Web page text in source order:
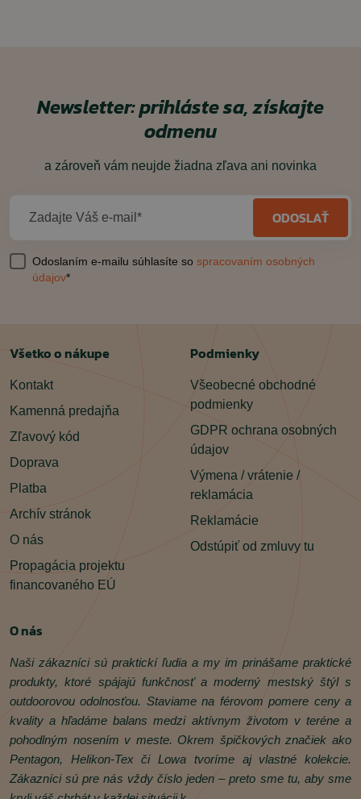
Newsletter: prihláste sa, získajte
odmenu
a zároveň vám neujde žiadna zľava ani novinka
Zadajte Váš e-mail* ODOSLAŤ
Odoslaním e-mailu súhlasíte so spracovaním osobných
údajov*
Všetko o nákupe
Kontakt
Kamenná predajňa
Zľavový kód
Doprava
Platba
Archív stránok
O nás
Propagácia projektu
financovaného EÚ
Podmienky
Všeobecné obchodné
podmienky
GDPR ochrana osobných
údajov
Výmena / vrátenie /
reklamácia
Reklamácie
Odstúpiť od zmluvy tu
O nás
Naši zákazníci sú praktickí ľudia a my im prinášame praktické
produkty, ktoré spájajú funkčnosť a moderný mestský štýl s
outdoorovou odolnosťou. Staviame na férovom pomere ceny a
kvality a hľadáme balans medzi aktívnym životom v teréne a
pohodlným nosením v meste. Okrem špičkových značiek ako
Pentagon, Helikon‑Tex či Lowa tvoríme aj vlastné kolekcie.
Zákazníci sú pre nás vždy číslo jeden – preto sme tu, aby sme